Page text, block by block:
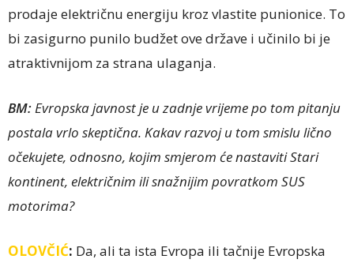
prodaje električnu energiju kroz vlastite punionice. To
bi zasigurno punilo budžet ove države i učinilo bi je
atraktivnijom za strana ulaganja.
BM: Evropska javnost je u zadnje vrijeme po tom pitanju
postala vrlo skeptična. Kakav razvoj u tom smislu lično
očekujete, odnosno, kojim smjerom će nastaviti Stari
kontinent, električnim ili snažnijim povratkom SUS
motorima?
OLOVČIĆ: Da, ali ta ista Evropa ili tačnije Evropska